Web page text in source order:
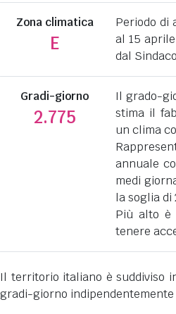
Zona climatica
E
Periodo di
al 15
dal
Gradi-giorno
2.775
Il grado-
stima il
un clima
annuale
medi
la soglia di
Più alto è
tenere
Il territorio italiano è suddiviso
gradi-giorno